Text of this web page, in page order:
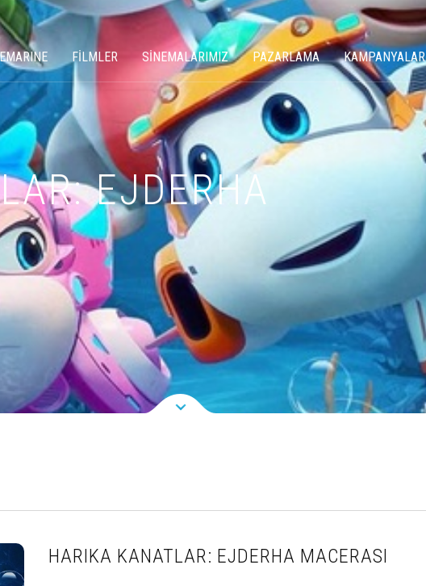
FİLMLER SİNEMALARIMIZ PAZARLAMA KAMPANYALAR
EJDERHA
HARIKA KANATLAR: EJDERHA MACERASI